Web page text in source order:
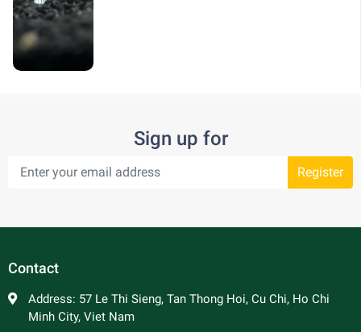
Sign up for
Register
Contact
Address: 57 Le Thi Sieng, Tan Thong Hoi, Cu Chi, Ho Chi
Minh City, Viet Nam